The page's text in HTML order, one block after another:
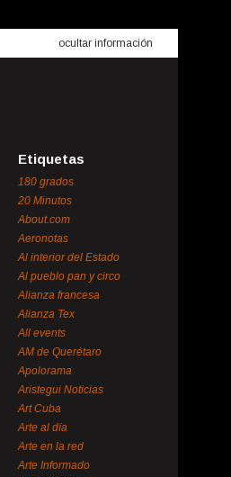
ocultar información
Etiquetas
180 grados
20 Minutos
About.com
Aeronotas
Al interior del Estado
Al pueblo pan y circo
Alianza francesa
Alianza Tex
All events
AM de Querétaro
Apolorama
Aristegui Noticias
Art Cuba
Arte al día
Arte en la red
Arte Informado